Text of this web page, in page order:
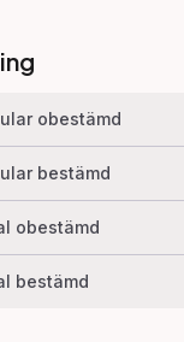
obestämd
bestämd
obestämd
bestämd